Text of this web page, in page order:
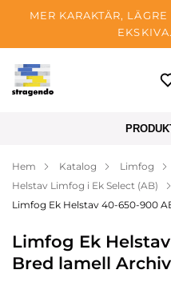
MER KARAKTÄR, LÄGRE
EKSKIVA.
Tallinn
Betalning
Om företaget
Blogg
Kontakter
Hem Katalog Limfog
Helstav Limfog i Ek Select (AB)
Limfog Ek Helstav 40-650-900
Limfog Ek
Bred lamell